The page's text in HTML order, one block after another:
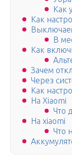
Как
Как
В
Как
Зачем
Через
Как
На Xiaomi
Что
На xiaomi
Что